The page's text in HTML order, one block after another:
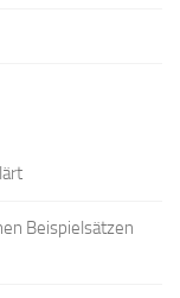
Beispielsätzen